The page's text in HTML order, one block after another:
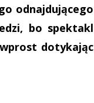
odnajdującego
bo spektakl
dotykając